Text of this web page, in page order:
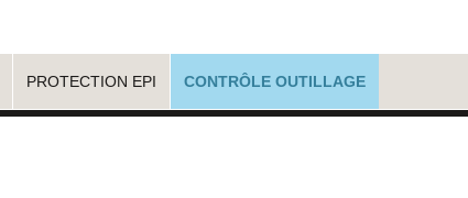
PROTECTION EPI CONTRÔLE OUTILLAGE